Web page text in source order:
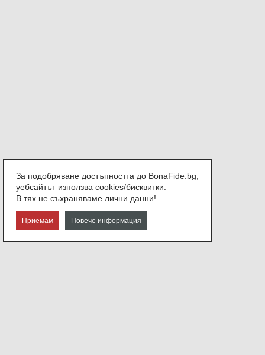
За подобряване достъпността до BonaFide.bg,
уебсайтът използва cookies/бисквитки.
В тях не съхраняваме лични данни!
Приемам Повече информация